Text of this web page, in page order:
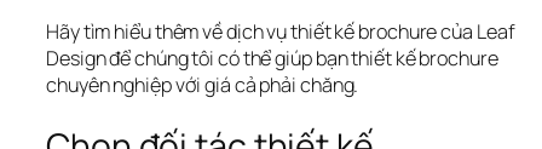
Hãy tìm hiểu thêm về dịch vụ thiết kế brochure của Leaf
Design để chúng tôi có thể giúp bạn thiết kế brochure
chuyên nghiệp với giá cả phải chăng.